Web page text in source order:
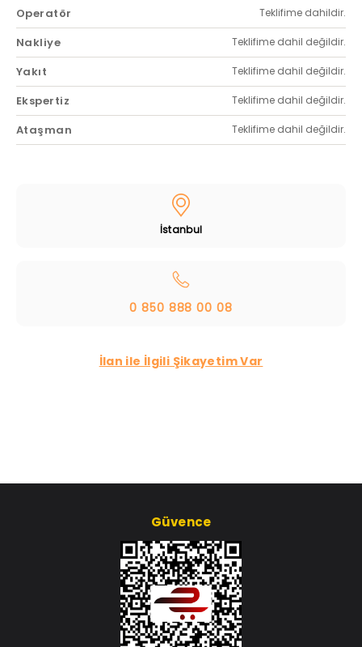
Operatör
Teklifime dahildir.
Nakliye Teklifime dahil değildir.
Yakıt Teklifime dahil değildir.
Ekspertiz Teklifime dahil değildir.
Ataşman Teklifime dahil değildir.
İstanbul
0 850 888 00 08
İlan ile İlgili Şikayetim Var
Güvence